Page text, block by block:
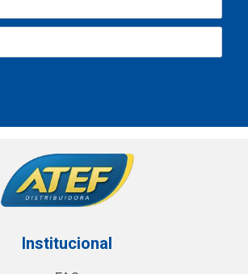
Institucional